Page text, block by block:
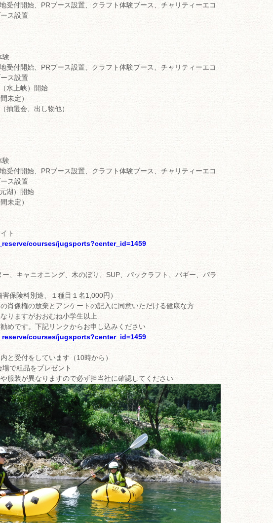
受付開始、PRブース設置、クラフト体験ブース、チャリティーエコ
ス設置
験
受付開始、PRブース設置、クラフト体験ブース、チャリティーエコ
ス設置
水上峡）開始
未定）
抽選会、出し物他）
験
受付開始、PRブース設置、クラフト体験ブース、チャリティーエコ
ス設置
湖）開始
未定）
ト
courses/jugsports?center_id=1459
、キャニオニング、木のぼり、SUP、パックラフト、バギー、パラ
保険料別途、１種目１名1,000円）
肖像権の放棄とアンケートの記入に同意いただける健康な方
りますがおおむね小学生以上
めです。下記リンクからお申し込みください
courses/jugsports?center_id=1459
と受付をしています（10時から）
で粗品をプレゼント
服装が異なりますので必ず担当社に確認してください